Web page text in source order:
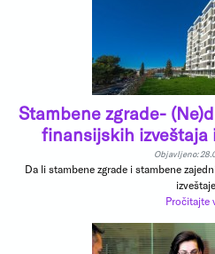
Stambene zgrade-
finansijskih izveštaja
Objavljeno:
Da li stambene zgrade i stambene
Pročitajte